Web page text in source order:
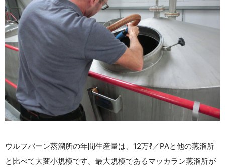
ウルフバーン蒸溜所の年間生産量は、12万ℓ／PAと他の蒸溜所
と比べて大変小規模です。最大規模であるマッカラン蒸溜所が